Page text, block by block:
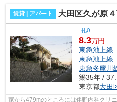
賃貸 | アパート 大田区久が原
礼0
8.3万円
東急池上線
東急池上線
東急多摩川
築35年 /
東京都大田
家から479mのところには伴野内科クリ